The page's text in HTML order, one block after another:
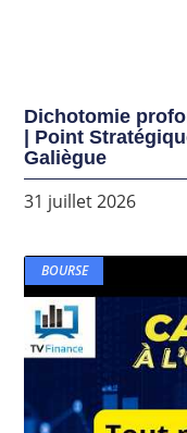
Dichotomie
| Point
Galiègue
31 juillet 2026
BOURSE